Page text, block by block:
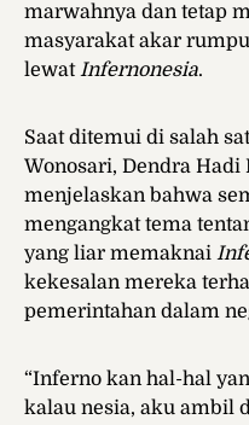
marwahnya dan tetap
masyarakat akar
lewatInfernonesia.
Saat ditemui di salah
Wonosari, Dendra Hadi
menjelaskan bahwa
mengangkat tema
yang liar memaknai
kekesalan mereka
pemerintahan dalam
“Inferno kan hal-hal
kalau nesia, aku ambil